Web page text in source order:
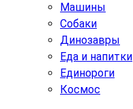
Машины
Собаки
Динозавры
Еда и напитки
Единороги
Космос